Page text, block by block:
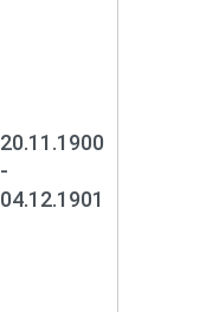
20.11.1900
-
04.12.1901